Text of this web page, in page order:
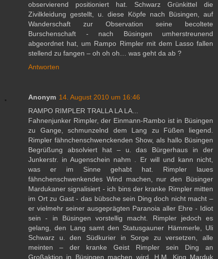
observierend positioniert hat. Schwarz Grünkittel die
Zivilkleidung gestellt, u. diese Köpfe nach Büsingen, auf
Wanderschaft zur Observation seine becoltete
Burschenschaft - nach Büsingen umherstreunend
abgeordnet hat, um Rampo Rimpler mit dem Lasso fallen
stellend zu fangen – oh oh oh… was geht da ab ?
Antworten
Anonym 14. August 2010 um 16:46
RAMPO RIMPLER TRALLA LA LA...
Fahnenjunker Rimpler, der Einmann-Rambo ist in Büsingen
zu Gange, schmunzelnd dem Lang zu Füßen liegend.
Rimpler fähnchenschwenckenden Show, als hallo Büsingen
Begrüßung absolviert hat – u. das Bürgerhaus in der
Junkerstr. in Augenschein nahm . Er will und kann nicht,
was er im Sinne gehabt hat. Rimpler laues
fähnchenschwenkendes Wind machen, nur den Büsinger
Mardukaner signalisiert - ich bins der kranke Rimpler mitten
im Ort zu Gast - das bübsche sein Ding doch nicht macht –
er vielmehr seiner ausgeprägten Paranoia aller Ehre - Idiot
sein - in Büsingen vorstellig macht. Rimpler jedoch es
gelang, den Lang samt den Statusgauner Hämmerle, Uli
Schwarz u. den Südkurier in Sorge zu versetzen, alle
meinten – der kranke Geist Rimpler sein Ding an
Großaktion in Büsingen machen wird. H.M. King Marduk